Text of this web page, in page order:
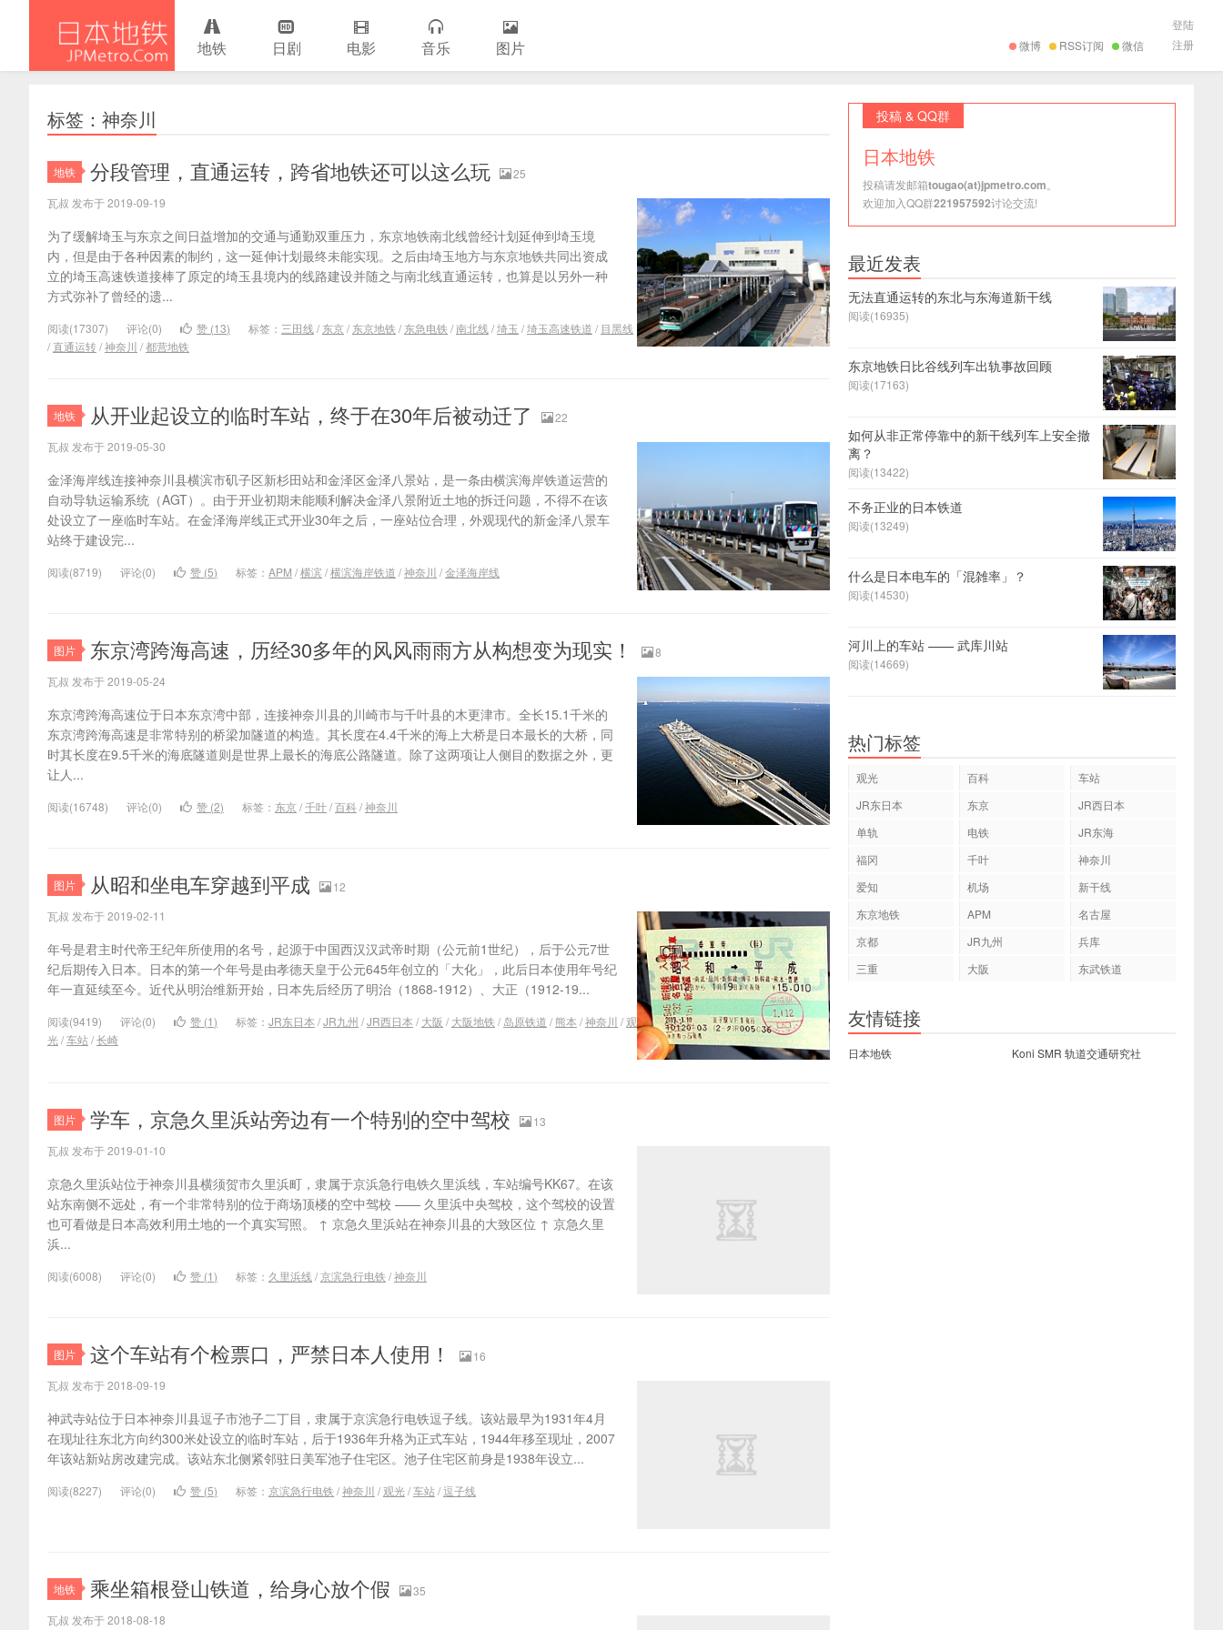
地铁 日剧 电影 音乐 图片 微博 RSS订阅 微信
登陆
注册
标签：神奈川
地铁 分段管理，直通运转，跨省地铁还可以这么玩
25
瓦叔 发布于 2019-09-19
为了缓解埼玉与东京之间日益增加的交通与通勤双重压力，东京地铁南北线曾经计划延伸到埼玉境
内，但是由于各种因素的制约，这一延伸计划最终未能实现。之后由埼玉地方与东京地铁共同出资成
立的埼玉高速铁道接棒了原定的埼玉县境内的线路建设并随之与南北线直通运转，也算是以另外一种
方式弥补了曾经的遗...
阅读(17307) 评论(0) 赞 (13) 标签： 三田线 / 东京/ 东京地铁/ 东急电铁/南北线 /埼玉 /埼玉高速铁道 / 目黑线
/直通运转 /神奈川 /都营地铁
地铁 从开业起设立的临时车站，终于在30年后被动迁了
22
瓦叔 发布于 2019-05-30
金泽海岸线连接神奈川县横滨市矶子区新杉田站和金泽区金泽八景站，是一条由横滨海岸铁道运营的
自动导轨运输系统（AGT）。由于开业初期未能顺利解决金泽八景附近土地的拆迁问题，不得不在该
处设立了一座临时车站。在金泽海岸线正式开业30年之后，一座站位合理，外观现代的新金泽八景车
站终于建设完...
阅读(8719) 评论(0) 赞 (5) 标签： APM /横滨 /横滨海岸铁道 /神奈川 /金泽海岸线
图片 东京湾跨海高速，历经30多年的风风雨雨方从构想变为现实！
8
瓦叔 发布于 2019-05-24
东京湾跨海高速位于日本东京湾中部，连接神奈川县的川崎市与千叶县的木更津市。全长15.1千米的
东京湾跨海高速是非常特别的桥梁加隧道的构造。其长度在4.4千米的海上大桥是日本最长的大桥，同
时其长度在9.5千米的海底隧道则是世界上最长的海底公路隧道。除了这两项让人侧目的数据之外，更
让人...
阅读(16748) 评论(0) 赞 (2) 标签： 东京/千叶/百科/神奈川
图片 从昭和坐电车穿越到平成
12
瓦叔 发布于 2019-02-11
年号是君主时代帝王纪年所使用的名号，起源于中国西汉汉武帝时期（公元前1世纪），后于公元7世
纪后期传入日本。日本的第一个年号是由孝德天皇于公元645年创立的「大化」，此后日本使用年号纪
年一直延续至今。近代从明治维新开始，日本先后经历了明治（1868-1912）、大正（1912-19...
阅读(9419) 评论(0) 赞 (1) 标签： JR东日本 /JR九州 /JR西日本 / 大阪 / 大阪地铁/ 岛原铁道 / 熊本 /神奈川 /观
光/车站/长崎
图片 学车，京急久里浜站旁边有一个特别的空中驾校
13
瓦叔 发布于 2019-01-10
京急久里浜站位于神奈川县横须贺市久里浜町，隶属于京浜急行电铁久里浜线，车站编号KK67。在该
站东南侧不远处，有一个非常特别的位于商场顶楼的空中驾校 —— 久里浜中央驾校，这个驾校的设置
也可看做是日本高效利用土地的一个真实写照。 ↑ 京急久里浜站在神奈川县的大致区位 ↑ 京急久里
浜...
阅读(6008) 评论(0) 赞 (1) 标签： 久里浜线 /京滨急行电铁/神奈川
图片 这个车站有个检票口，严禁日本人使用！
16
瓦叔 发布于 2018-09-19
神武寺站位于日本神奈川县逗子市池子二丁目，隶属于京滨急行电铁逗子线。该站最早为1931年4月
在现址往东北方向约300米处设立的临时车站，后于1936年升格为正式车站，1944年移至现址，2007
年该站新站房改建完成。该站东北侧紧邻驻日美军池子住宅区。池子住宅区前身是1938年设立...
阅读(8227) 评论(0) 赞 (5) 标签： 京滨急行电铁/神奈川 /观光/车站/逗子线
地铁 乘坐箱根登山铁道，给身心放个假
35
瓦叔 发布于 2018-08-18
投稿 & QQ群
日本地铁
投稿请发邮箱tougao(at)jpmetro.com
欢迎加入QQ群221957592讨论交流!
最近发表
无法直通运转的东北与东海道新干线
阅读(16935)
东京地铁日比谷线列车出轨事故回顾
阅读(17163)
如何从非正常停靠中的新干线列车上安全撤
离？
阅读(13422)
不务正业的日本铁道
阅读(13249)
什么是日本电车的「混雑率」？
阅读(14530)
河川上的车站 —— 武库川站
阅读(14669)
热门标签
观光 百科
车站
JR东日本
东京
JR西日本
单轨
电铁
JR东海
福冈
千叶
神奈川
爱知
机场
新干线
东京地铁
APM
名古屋
京都
JR九州
兵库
三重
大阪 东武铁道
友情链接
日本地铁 Koni SMR 轨道交通研究社